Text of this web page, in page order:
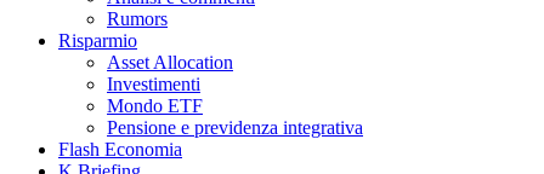
Rumors
Risparmio
Asset Allocation
Investimenti
Mondo ETF
Pensione e previdenza integrativa
Flash Economia